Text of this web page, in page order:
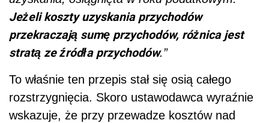
Jeżeli koszty uzyskania przychodów
przekraczają sumę przychodów, różnica jest
stratą ze źródła przychodów.”
To właśnie ten przepis stał się osią całego
rozstrzygnięcia. Skoro ustawodawca wyraźnie
wskazuje, że przy przewadze kosztów nad